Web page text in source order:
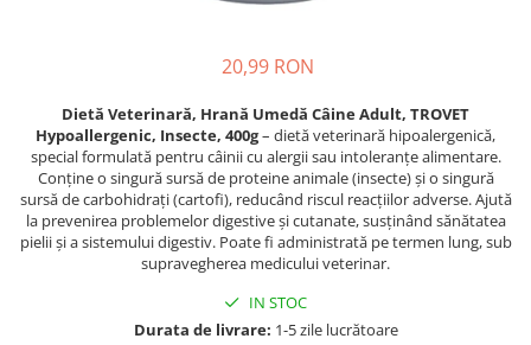
Vitamine Câini
Perii & Piepteni
Accesorii Câini
Culcușuri & Saltele Câini
Castroane și Adapatori
20,99 RON
Dietă Veterinară, Hrană Umedă Câine Adult, TROVET
Hypoallergenic, Insecte, 400g– dietă veterinară hipoalergenică,
special formulată pentru câinii cu alergii sau intoleranțe alimentare.
Conține o singură sursă de proteine animale (insecte) și o singură
sursă de carbohidrați (cartofi), reducând riscul reacțiilor adverse. Ajută
la prevenirea problemelor digestive și cutanate, susținând sănătatea
pielii și a sistemului digestiv. Poate fi administrată pe termen lung, sub
supravegherea medicului veterinar.
IN STOC
Durata de livrare: 1-5 zile lucrătoare